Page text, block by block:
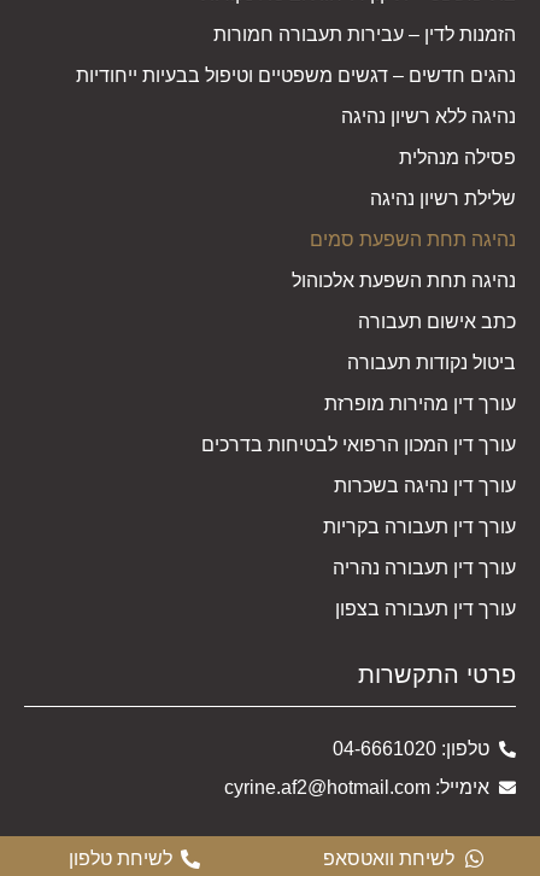
הזמנות לדין – עבירות תעבורה חמורות
נהגים חדשים – דגשים משפטיים וטיפול בבעיות ייחודיות
נהיגה ללא רשיון נהיגה
פסילה מנהלית
שלילת רשיון נהיגה
נהיגה תחת השפעת סמים
נהיגה תחת השפעת אלכוהול
כתב אישום תעבורה
ביטול נקודות תעבורה
עורך דין מהירות מופרזת
עורך דין המכון הרפואי לבטיחות בדרכים
עורך דין נהיגה בשכרות
עורך דין תעבורה בקריות
עורך דין תעבורה נהריה
עורך דין תעבורה בצפון
פרטי התקשרות
טלפון: 04-6661020
אימייל: cyrine.af2@hotmail.com
לשיחת וואטסאפ לשיחת טלפון